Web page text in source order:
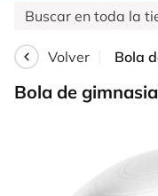
Volver Bola
Bola de